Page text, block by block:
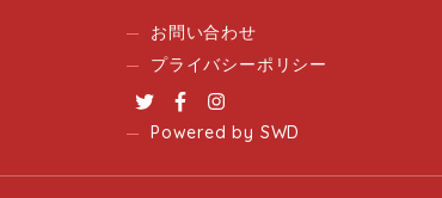
お問い合わせ
プライバシーポリシー
TwitterFacebook
Powered by SWD